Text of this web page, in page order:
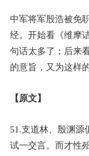
中军将军殷浩被免
经。开始看《维摩
句话太多了；后来
的意旨，又为这样
【原文】
51.支道林、殷渊源
试一交言。而才性